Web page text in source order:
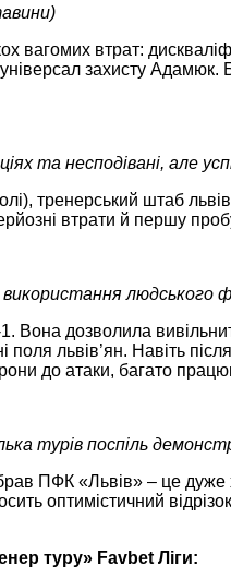
вагомих втрат:
універсал захисту
та несподівані, але
тренерський штаб
втрати й першу
людського
дозволила
поля львів’ян. Навіть
до атаки, багато
турів поспіль
ПФК «Львів» – це
оптимістичний
туру» Favbet Ліги: